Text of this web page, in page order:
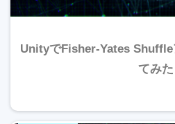
UnityでFisher-Yates Shuffle
てみた